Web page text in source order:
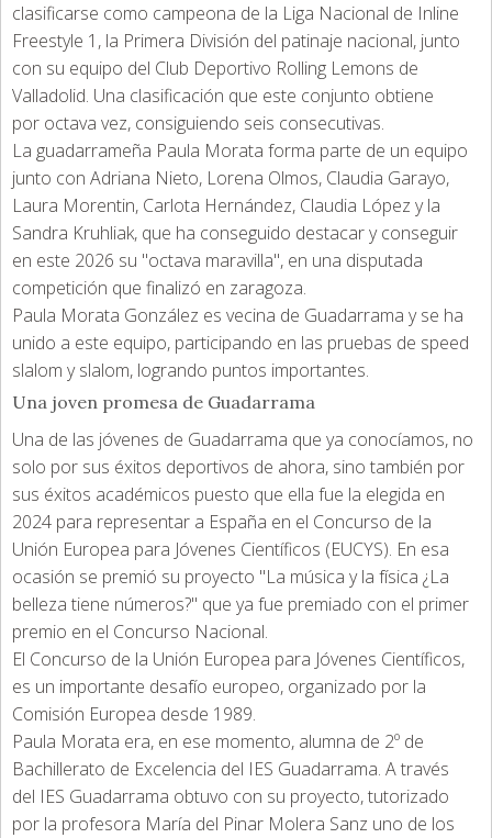
clasificarse como campeona de la Liga Nacional de Inline
Freestyle 1, la Primera División del patinaje nacional, junto
con su equipo del Club Deportivo Rolling Lemons de
Valladolid. Una clasificación que este conjunto obtiene
por octava vez, consiguiendo seis consecutivas.
La guadarrameña Paula Morata forma parte de un equipo
junto con Adriana Nieto, Lorena Olmos, Claudia Garayo,
Laura Morentin, Carlota Hernández, Claudia López y la
Sandra Kruhliak, que ha conseguido destacar y conseguir
en este 2026 su "octava maravilla", en una disputada
competición que finalizó en zaragoza.
Paula Morata González es vecina de Guadarrama y se ha
unido a este equipo, participando en las pruebas de speed
slalom y slalom, logrando puntos importantes.
Una joven promesa de Guadarrama
Una de las jóvenes de Guadarrama que ya conocíamos, no
solo por sus éxitos deportivos de ahora, sino también por
sus éxitos académicos puesto que ella fue la elegida en
2024 para representar a España en el Concurso de la
Unión Europea para Jóvenes Científicos (EUCYS). En esa
ocasión se premió su proyecto "La música y la física ¿La
belleza tiene números?" que ya fue premiado con el primer
premio en el Concurso Nacional.
El Concurso de la Unión Europea para Jóvenes Científicos,
es un importante desafío europeo, organizado por la
Comisión Europea desde 1989.
Paula Morata era, en ese momento, alumna de 2º de
Bachillerato de Excelencia del IES Guadarrama. A través
del IES Guadarrama obtuvo con su proyecto, tutorizado
por la profesora María del Pinar Molera Sanz uno de los